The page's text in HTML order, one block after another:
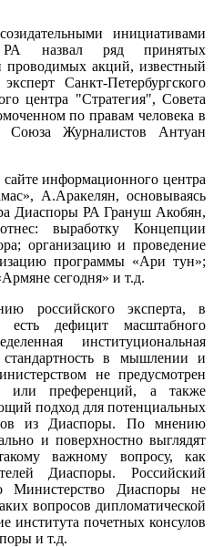
инициативами
РА назвал ряд принятых
проводимых акций, известный
Санкт-Петербургского
центра "Стратегия", Совета
по правам человека в
Журналистов Антуан
информационного центра
А.Аракелян, основываясь
Диаспоры РА Грануш Акобян,
выработку Концепции
организацию и проведение
программы «Ари тун»;
сегодня» и т.д.
российского эксперта, в
есть дефицит масштабного
институциональная
стандартность в мышлении и
не предусмотрен
или преференций, а также
подход для потенциальных
из Диаспоры. По мнению
и поверхностно выглядят
важному вопросу, как
Диаспоры. Российский
Министерство Диаспоры не
вопросов дипломатической
института почетных консулов
и т.д.